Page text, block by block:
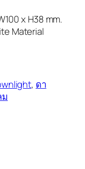
x H38 mm.
Material
, ดา